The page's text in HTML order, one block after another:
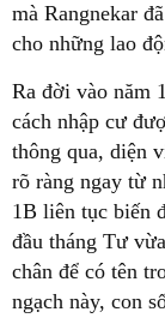
mà Rangnekar
cho những lao
Ra đời vào năm
cách nhập cư
thông qua, diện
rõ ràng ngay từ
1B liên tục biến
đầu tháng Tư
chân để có tên
ngạch này, con